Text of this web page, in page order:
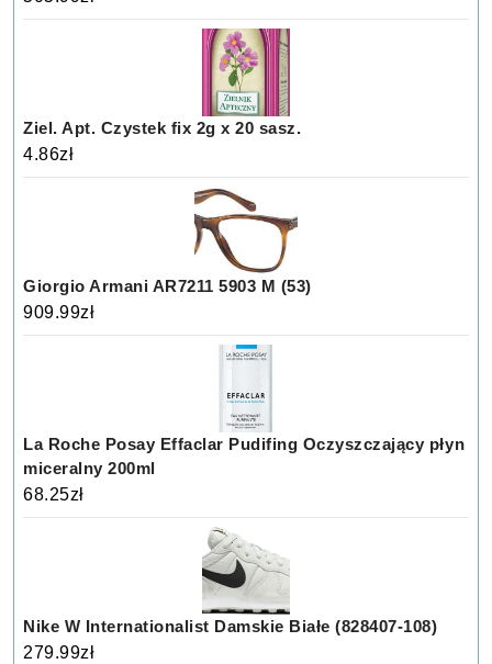
Ziel. Apt. Czystek fix 2g x 20 sasz.
4.86zł
Giorgio Armani AR7211 5903 M (53)
909.99zł
La Roche Posay Effaclar Pudifing Oczyszczający płyn
miceralny 200ml
68.25zł
Nike W Internationalist Damskie Białe (828407-108)
279.99zł